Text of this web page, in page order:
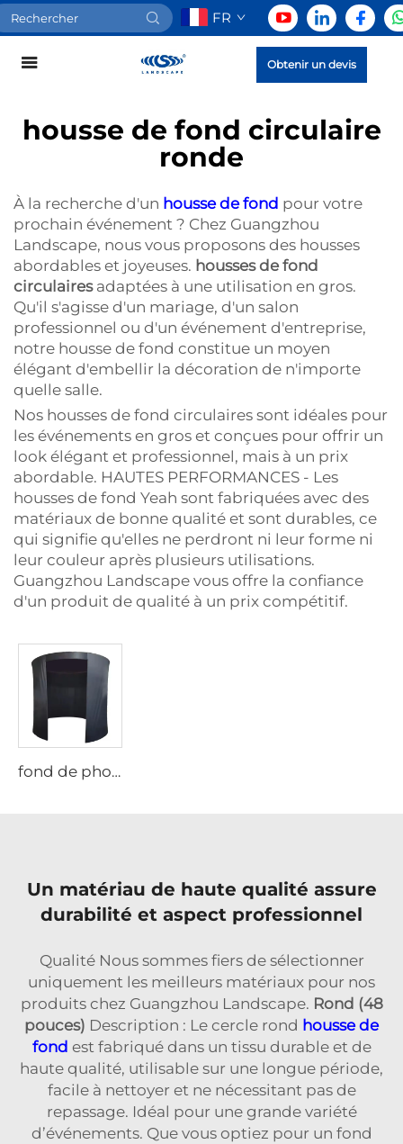
FR
Obtenir un devis
housse de fond circulaire
ronde
À la recherche d'un housse de fond pour votre
prochain événement ? Chez Guangzhou
Landscape, nous vous proposons des housses
abordables et joyeuses. housses de fond
circulaires adaptées à une utilisation en gros.
Qu'il s'agisse d'un mariage, d'un salon
professionnel ou d'un événement d'entreprise,
notre housse de fond constitue un moyen
élégant d'embellir la décoration de n'importe
quelle salle.
Nos housses de fond circulaires sont idéales pour
les événements en gros et conçues pour offrir un
look élégant et professionnel, mais à un prix
abordable. HAUTES PERFORMANCES - Les
housses de fond Yeah sont fabriquées avec des
matériaux de bonne qualité et sont durables, ce
qui signifie qu'elles ne perdront ni leur forme ni
leur couleur après plusieurs utilisations.
Guangzhou Landscape vous offre la confiance
d'un produit de qualité à un prix compétitif.
fond de photomaton 360
Un matériau de haute qualité assure
durabilité et aspect professionnel
Qualité Nous sommes fiers de sélectionner
uniquement les meilleurs matériaux pour nos
produits chez Guangzhou Landscape. Rond (48
pouces) Description : Le cercle rond housse de
fond est fabriqué dans un tissu durable et de
haute qualité, utilisable sur une longue période,
facile à nettoyer et ne nécessitant pas de
repassage. Idéal pour une grande variété
d’événements. Que vous optiez pour un fond